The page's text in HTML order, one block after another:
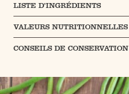
LISTE D’INGRÉDIENTS
VALEURS NUTRITIONNELLES
CONSEILS DE CONSERVATION